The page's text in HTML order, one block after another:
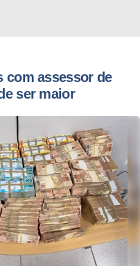
com assessor de
ser maior